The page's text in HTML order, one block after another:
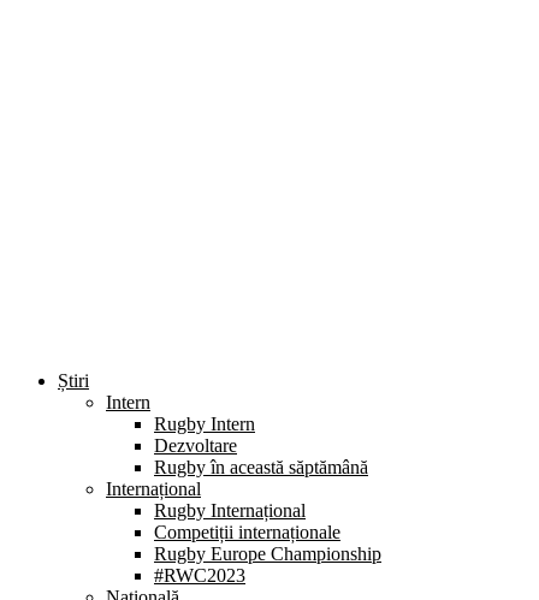
Știri
Intern
Rugby Intern
Dezvoltare
Rugby în această săptămână
Internațional
Rugby Internațional
Competiții internaționale
Rugby Europe Championship
#RWC2023